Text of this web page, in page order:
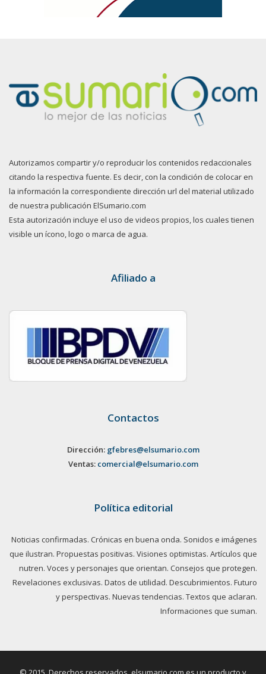
Autorizamos compartir y/o reproducir los contenidos redaccionales
citando la respectiva fuente. Es decir, con la condición de colocar en
la información la correspondiente dirección url del material utilizado
de nuestra publicación ElSumario.com
Esta autorización incluye el uso de videos propios, los cuales tienen
visible un ícono, logo o marca de agua.
Afiliado a
Contactos
Dirección: gfebres@elsumario.com
Ventas: comercial@elsumario.com
Política editorial
Noticias confirmadas. Crónicas en buena onda. Sonidos e imágenes
que ilustran. Propuestas positivas. Visiones optimistas. Artículos que
nutren. Voces y personajes que orientan. Consejos que protegen.
Revelaciones exclusivas. Datos de utilidad. Descubrimientos. Futuro
y perspectivas. Nuevas tendencias. Textos que aclaran.
Informaciones que suman.